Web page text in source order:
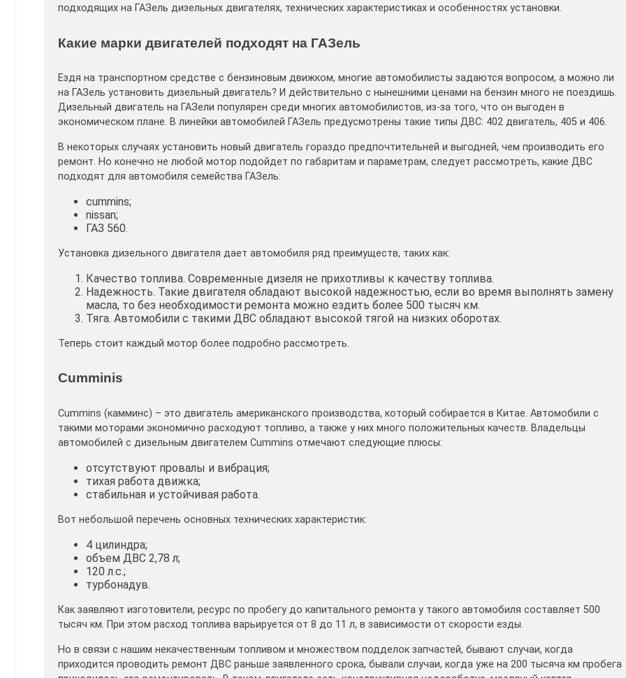
подходящих на ГАЗель дизельных двигателях, технических характеристиках и особенностях установки.
Какие марки двигателей подходят на ГАЗель
Ездя на транспортном средстве с бензиновым движком, многие автомобилисты задаются вопросом, а можно ли
на ГАЗель установить дизельный двигатель? И действительно с нынешними ценами на бензин много не поездишь.
Дизельный двигатель на ГАЗели популярен среди многих автомобилистов, из-за того, что он выгоден в
экономическом плане. В линейки автомобилей ГАЗель предусмотрены такие типы ДВС: 402 двигатель, 405 и 406.
В некоторых случаях установить новый двигатель гораздо предпочтительней и выгодней, чем производить его
ремонт. Но конечно не любой мотор подойдет по габаритам и параметрам, следует рассмотреть, какие ДВС
подходят для автомобиля семейства ГАЗель:
cummins;
nissan;
ГАЗ 560.
Установка дизельного двигателя дает автомобиля ряд преимуществ, таких как:
Качество топлива. Современные дизеля не прихотливы к качеству топлива.
Надежность. Такие двигателя обладают высокой надежностью, если во время выполнять замену
масла, то без необходимости ремонта можно ездить более 500 тысяч км.
Тяга. Автомобили с такими ДВС обладают высокой тягой на низких оборотах.
Теперь стоит каждый мотор более подробно рассмотреть.
Cumminis
Cummins (камминс) – это двигатель американского производства, который собирается в Китае. Автомобили с
такими моторами экономично расходуют топливо, а также у них много положительных качеств. Владельцы
автомобилей с дизельным двигателем Cummins отмечают следующие плюсы:
отсутствуют провалы и вибрация;
тихая работа движка;
стабильная и устойчивая работа.
Вот небольшой перечень основных технических характеристик:
4 цилиндра;
объем ДВС 2,78 л;
120 л.с.;
турбонадув.
Как заявляют изготовители, ресурс по пробегу до капитального ремонта у такого автомобиля составляет 500
тысяч км. При этом расход топлива варьируется от 8 до 11 л, в зависимости от скорости езды.
Но в связи с нашим некачественным топливом и множеством подделок запчастей, бывают случаи, когда
приходится проводить ремонт ДВС раньше заявленного срока, бывали случаи, когда уже на 200 тысяча км пробега